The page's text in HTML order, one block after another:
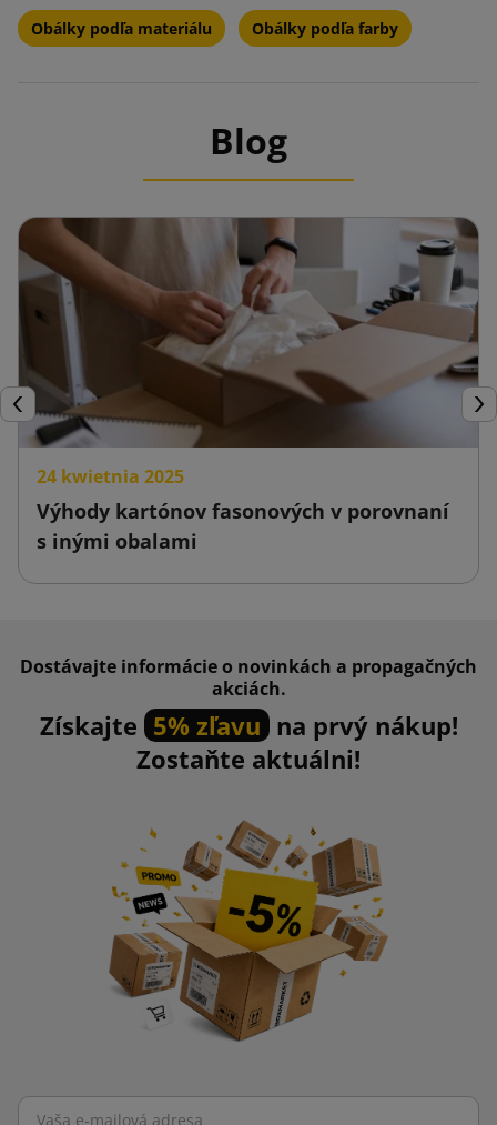
Obálky podľa materiálu Obálky podľa farby
Blog
Späť
24 kwietnia 2025
Výhody kartónov fasonových v porovnaní
s inými obalami
Dostávajte informácie o novinkách a propagačných
akciách.
Získajte 5% zľavu na prvý nákup!
Zostaňte aktuálni!